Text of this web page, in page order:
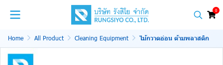
0
Home All Product Cleaning Equipment ไม้กวาดอ่อน ด้ามพลาสติก